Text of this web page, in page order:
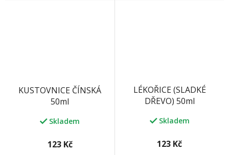
KUSTOVNICE ČÍNSKÁ
50ml
Skladem
123 Kč
LÉKOŘICE (SLADKÉ
DŘEVO) 50ml
Skladem
123 Kč